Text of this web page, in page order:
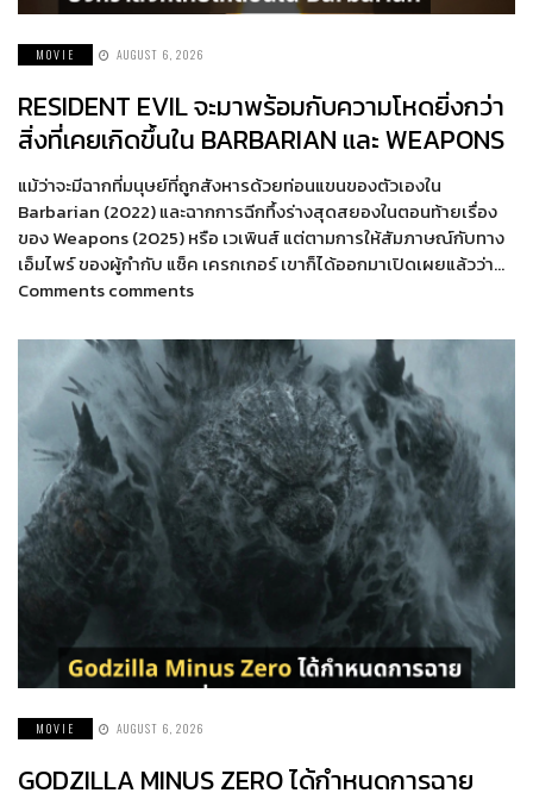
MOVIE AUGUST 6, 2026
RESIDENT EVIL จะมาพร้อมกับความโหดยิ่งกว่า
สิ่งที่เคยเกิดขึ้นใน BARBARIAN และ WEAPONS
แม้ว่าจะมีฉากที่มนุษย์ที่ถูกสังหารด้วยท่อนแขนของตัวเองใน
Barbarian (2022) และฉากการฉีกทึ้งร่างสุดสยองในตอนท้ายเรื่อง
ของ Weapons (2025) หรือ เวเพินส์ แต่ตามการให้สัมภาษณ์กับทาง
เอ็มไพร์ ของผู้กำกับ แซ็ค เครกเกอร์ เขาก็ได้ออกมาเปิดเผยแล้วว่า…
Comments comments
MOVIE AUGUST 6, 2026
GODZILLA MINUS ZERO ได้กำหนดการฉาย